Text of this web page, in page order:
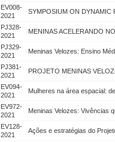
EV008-
2021
SYMPOSIUM ON DYNAMIC
PJ328-
2021
MENINAS ACELERANDO
PJ329-
2021
Meninas Velozes: Ensino
PJ381-
2021
PROJETO MENINAS
EV094-
2021
Mulheres na área espacial:
EV972-
2021
Meninas Velozes: Vivências
EV128-
2021
Ações e estratégias do